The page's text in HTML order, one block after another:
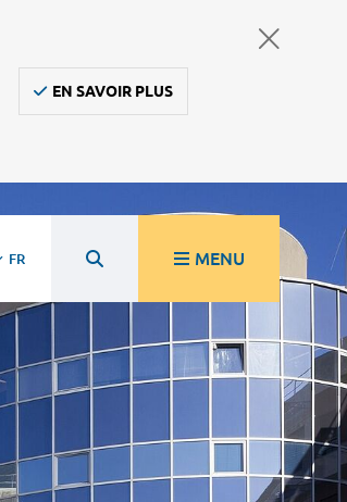
EN SAVOIR PLUS
FR MENU